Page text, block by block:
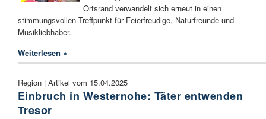
Ortsrand verwandelt sich erneut in einen
stimmungsvollen Treffpunkt für Feierfreudige, Naturfreunde und
Musikliebhaber.
Weiterlesen »
Region | Artikel vom 15.04.2025
Einbruch in Westernohe: Täter entwenden
Tresor